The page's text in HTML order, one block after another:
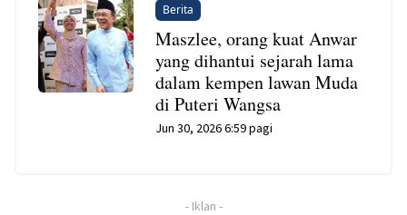
Berita
Maszlee, orang kuat Anwar
yang dihantui sejarah lama
dalam kempen lawan Muda
di Puteri Wangsa
Jun 30, 2026 6:59 pagi
- Iklan -